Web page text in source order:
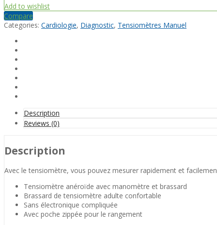
Add to wishlist
Compare
Categories: Cardiologie, Diagnostic, Tensiomètres Manuel
Description
Reviews (0)
Description
Avec le tensiomètre, vous pouvez mesurer rapidement et
Tensiomètre anéroïde avec manomètre et brassard
Brassard de tensiomètre adulte confortable
Sans électronique compliquée
Avec poche zippée pour le rangement